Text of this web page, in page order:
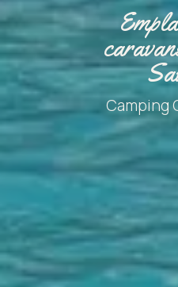
Camping